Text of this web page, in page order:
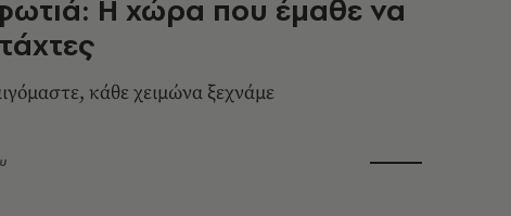
Η χώρα που έμαθε να
κάθε χειμώνα ξεχνάμε